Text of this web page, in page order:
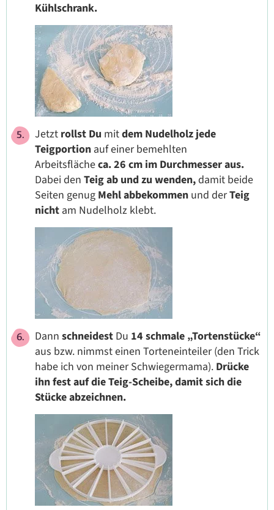
Kühlschrank.
Jetzt rollst Du mitdem Nudelholz jede
Teigportion auf einer bemehlten
Arbeitsflächeca. 26 cm im Durchmesser aus.
Dabei den Teig ab und zu wenden,damit beide
Seiten genug Mehl abbekommen und derTeig
nicht am Nudelholz klebt.
Dann schneidest Du 14 schmale „Tortenstücke“
aus bzw. nimmst einen Torteneinteiler (den Trick
habe ich von meiner Schwiegermama). Drücke
ihn fest auf die Teig-Scheibe, damit sich die
Stücke abzeichnen.